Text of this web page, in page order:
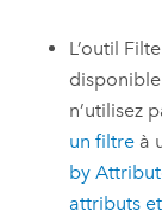
L’outil
n’utilisez
un filtre à
by
attributs